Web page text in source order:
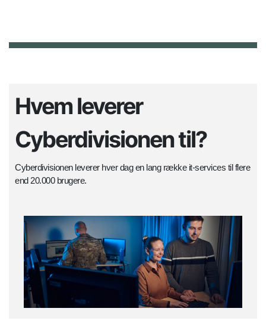
Hvem leverer
Cyberdivisionen til?
Cyberdivisionen leverer hver dag en lang række it-services til flere
end 20.000 brugere.